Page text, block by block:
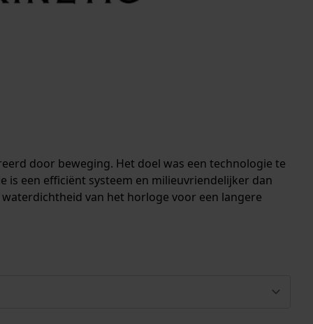
door beweging. Het doel was een technologie te
een efficiënt systeem en milieuvriendelijker dan
van het horloge voor een langere